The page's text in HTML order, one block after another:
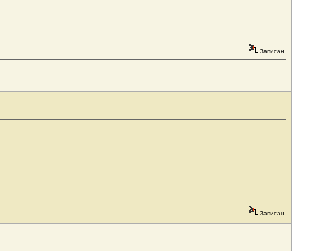
Записан
Записан